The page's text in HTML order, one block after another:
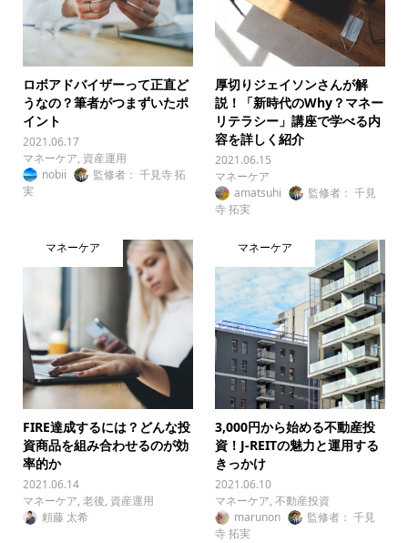
ロボアドバイザーって正直ど
うなの？筆者がつまずいたポ
イント
2021.06.17
マネーケア, 資産運用
nobii
監修者： 千見寺 拓
実
厚切りジェイソンさんが解
説！「新時代のWhy？マネー
リテラシー」講座で学べる内
容を詳しく紹介
2021.06.15
マネーケア
amatsuhi
監修者： 千見
寺 拓実
マネーケア
FIRE達成するには？どんな投
資商品を組み合わせるのが効
率的か
2021.06.14
マネーケア, 老後, 資産運用
頼藤 太希
マネーケア
3,000円から始める不動産投
資！J-REITの魅力と運用する
きっかけ
2021.06.10
マネーケア,不動産投資
marunon
監修者： 千見
寺 拓実